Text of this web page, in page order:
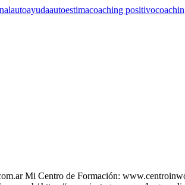
autoayudaautoestimacoaching positivo
Mi Centro de Formación: